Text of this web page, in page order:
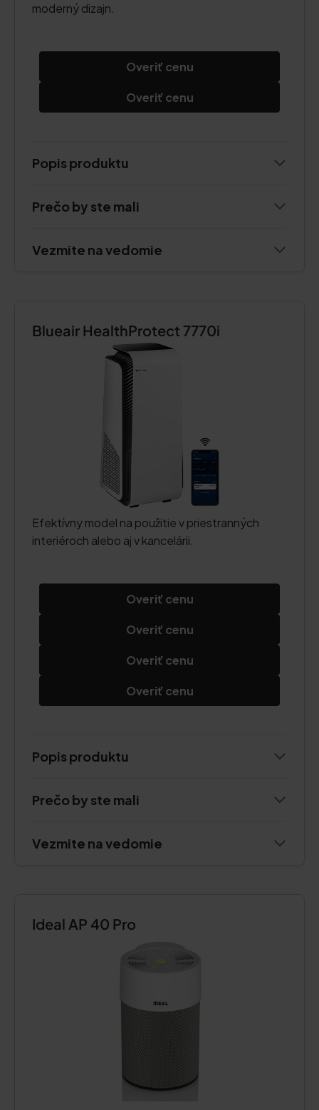
moderný dizajn.
Overiť cenu
Overiť cenu
Popis produktu
Prečo by ste mali
Vezmite na vedomie
Blueair HealthProtect 7770i
Efektívny model na použitie v priestranných
interiéroch alebo aj v kancelárii.
Overiť cenu
Overiť cenu
Overiť cenu
Overiť cenu
Popis produktu
Prečo by ste mali
Vezmite na vedomie
Ideal AP 40 Pro